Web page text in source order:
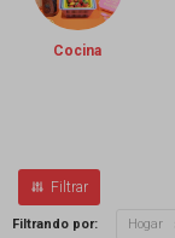
Cocina
Filtrando por: Hogar